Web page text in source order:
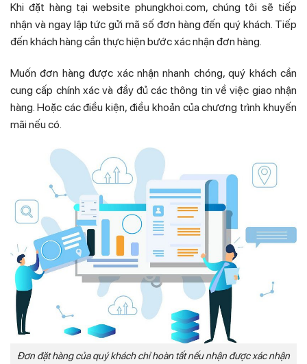
Khi đặt hàng tại website phungkhoi.com, chúng tôi sẽ tiếp
nhận và ngay lập tức gửi mã số đơn hàng đến quý khách. Tiếp
đến khách hàng cần thực hiện bước xác nhận đơn hàng.
Muốn đơn hàng được xác nhận nhanh chóng, quý khách cần
cung cấp chính xác và đầy đủ các thông tin về việc giao nhận
hàng. Hoặc các điều kiện, điều khoản của chương trình khuyến
mãi nếu có.
Đơn đặt hàng của quý khách chỉ hoàn tất nếu nhận được xác nhận